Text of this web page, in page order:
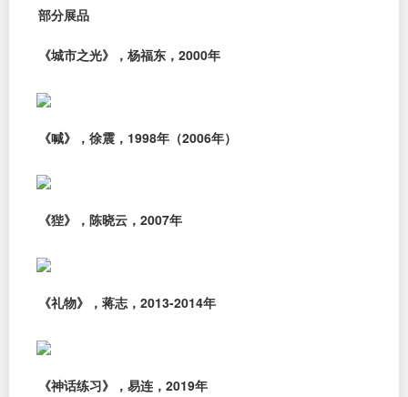
部分展品
《城市之光》，杨福东，2000年
《喊》，徐震，1998年（2006年）
《狴》，陈晓云，2007年
《礼物》，蒋志，2013-2014年
《神话练习》，易连，2019年